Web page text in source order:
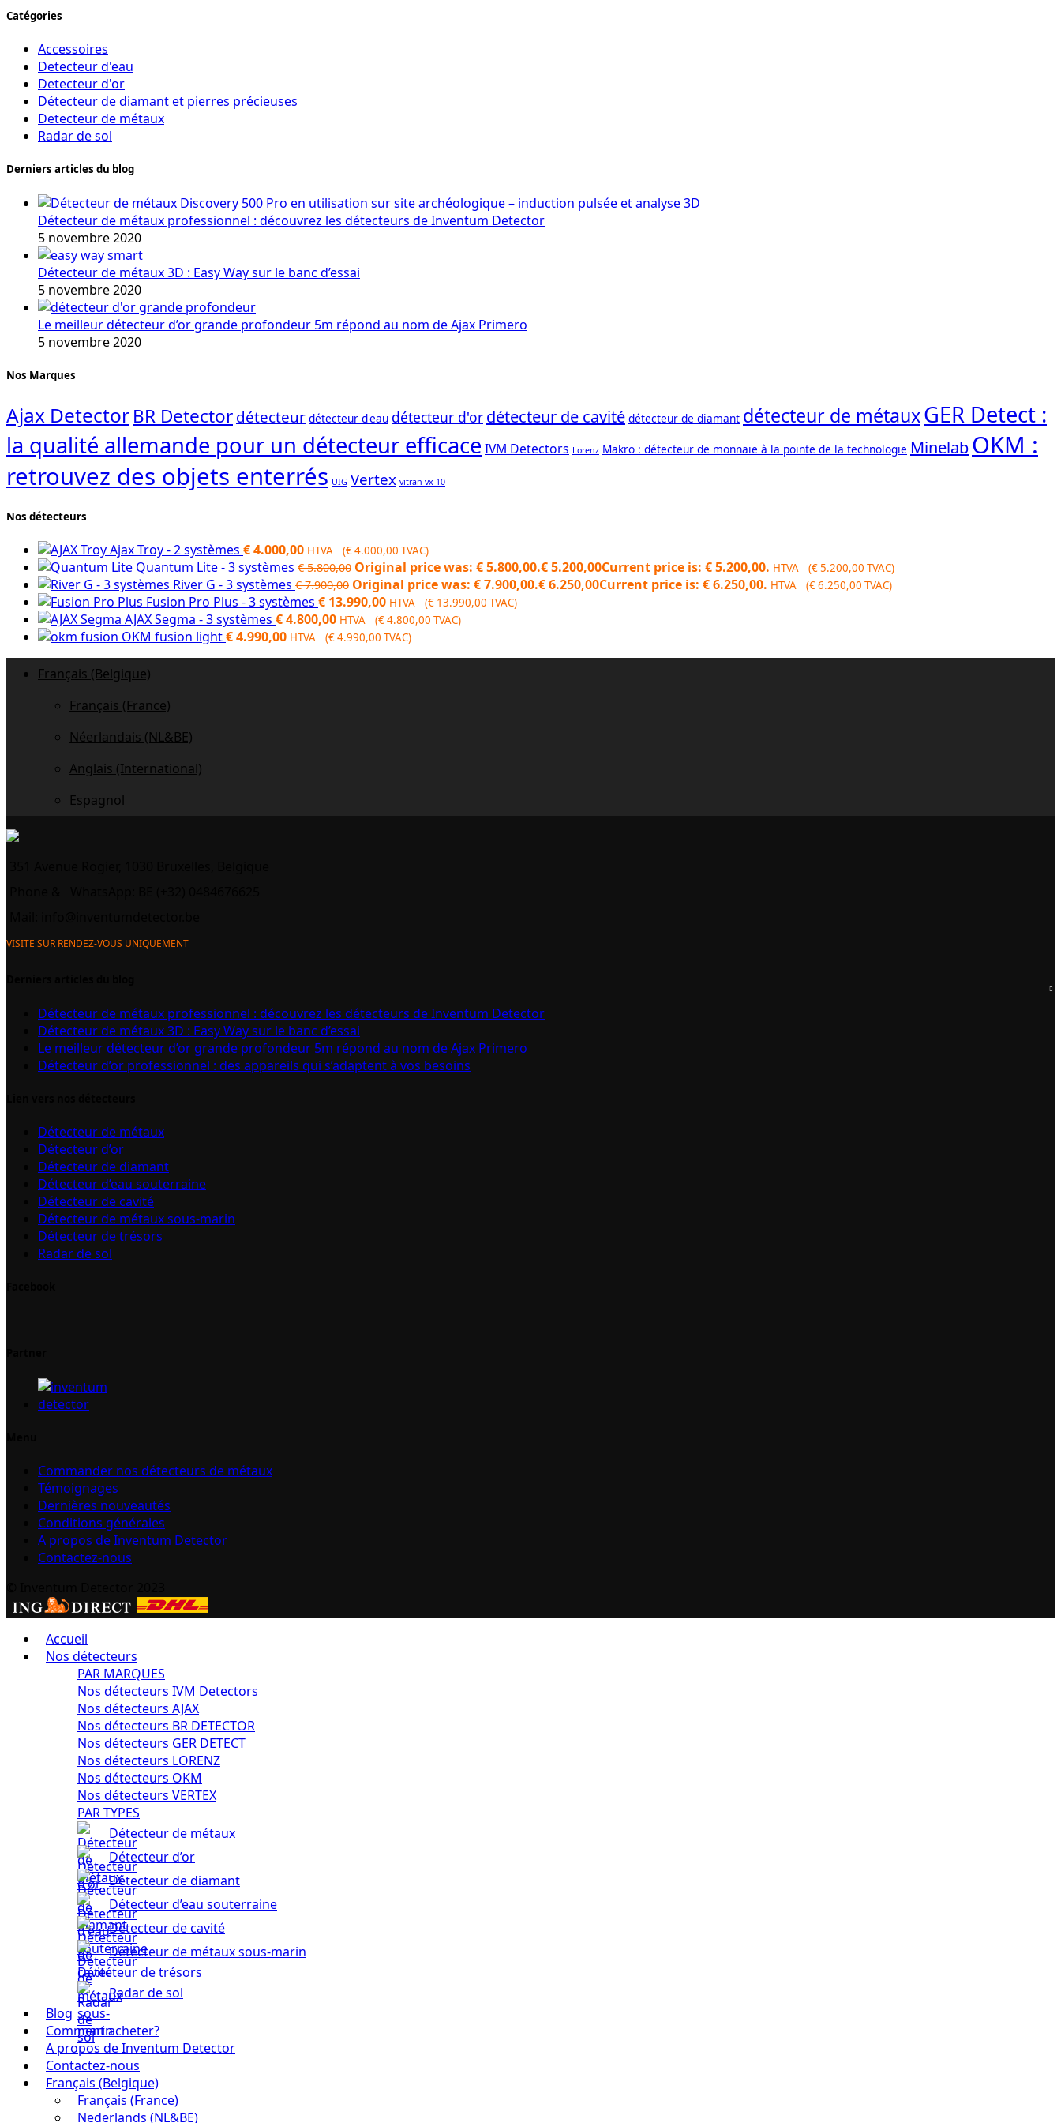
Catégories
Accessoires
Detecteur d'eau
Detecteur d'or
Détecteur de diamant et pierres précieuses
Detecteur de métaux
Radar de sol
Derniers articles du blog
Détecteur de métaux professionnel : découvrez les détecteurs de Inventum Detector
5 novembre 2020
Détecteur de métaux 3D : Easy Way sur le banc d’essai
5 novembre 2020
Le meilleur détecteur d’or grande profondeur 5m répond au nom de Ajax Primero
5 novembre 2020
Nos Marques
Ajax DetectorBR Detectordétecteur détecteur d'eau détecteur d'or détecteur de cavité détecteur de diamant détecteur de métauxGER Detect :
la qualité allemande pour un détecteur efficace IVM Detectors Lorenz Makro : détecteur de monnaie à la pointe de la technologie MinelabOKM :
retrouvez des objets enterrés UIG Vertex vitran vx 10
Nos détecteurs
Ajax Troy - 2 systèmes €4.000,00 HTVA (€4.000,00 TVAC)
Quantum Lite - 3 systèmes €5.800,00 Original price was: € 5.800,00.€5.200,00Current price is: € 5.200,00. HTVA (€5.200,00 TVAC)
River G - 3 systèmes €7.900,00 Original price was: € 7.900,00.€6.250,00Current price is: € 6.250,00. HTVA (€6.250,00 TVAC)
Fusion Pro Plus - 3 systèmes € 13.990,00 HTVA (€ 13.990,00 TVAC)
AJAX Segma - 3 systèmes €4.800,00 HTVA (€4.800,00 TVAC)
OKM fusion light€4.990,00 HTVA (€4.990,00 TVAC)
Français (Belgique)
Français (France)
Néerlandais (NL&BE)
Anglais (International)
Espagnol
VISITE SUR RENDEZ-VOUS UNIQUEMENT
Détecteur de métaux professionnel : découvrez les détecteurs de Inventum Detector
Détecteur de métaux 3D : Easy Way sur le banc d’essai
Le meilleur détecteur d’or grande profondeur 5m répond au nom de Ajax Primero
Détecteur d’or professionnel : des appareils qui s’adaptent à vos besoins
Détecteur de métaux
Détecteur d’or
Détecteur de diamant
Détecteur d’eau souterraine
Détecteur de cavité
Détecteur de métaux sous-marin
Détecteur de trésors
Radar de sol
Commander nos détecteurs de métaux
Témoignages
Dernières nouveautés
Conditions générales
A propos de Inventum Detector
Contactez-nous
Accueil
Nos détecteurs
PAR MARQUES
Nos détecteurs IVM Detectors
Nos détecteurs AJAX
Nos détecteurs BR DETECTOR
Nos détecteurs GER DETECT
Nos détecteurs LORENZ
Nos détecteurs OKM
Nos détecteurs VERTEX
PAR TYPES
Détecteur de métaux
Détecteur d’or
Détecteur de diamant
Détecteur d’eau souterraine
Détecteur de cavité
Détecteur de métaux sous-marin
Détecteur de trésors
Radar de sol
Blog
Comment acheter?
A propos de Inventum Detector
Contactez-nous
Français (Belgique)
Français (France)
Nederlands (NL&BE)